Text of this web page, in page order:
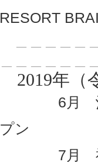
RESORT
2019年（
6月 沖縄県
プン
7月 福岡県